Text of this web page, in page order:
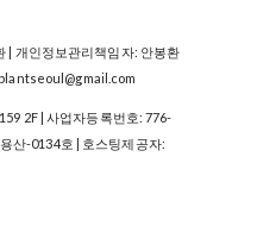
| 개인정보관리책임자: 안봉환
2F | 사업자등록번호:776-
산-0134호 | 호스팅제공자: